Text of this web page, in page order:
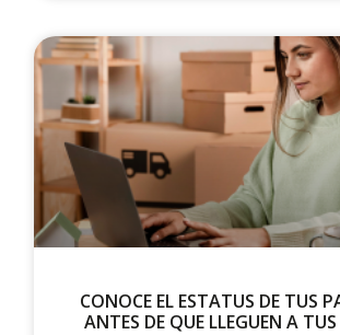
CONOCE EL ESTATUS DE TUS
ANTES DE QUE LLEGUEN A